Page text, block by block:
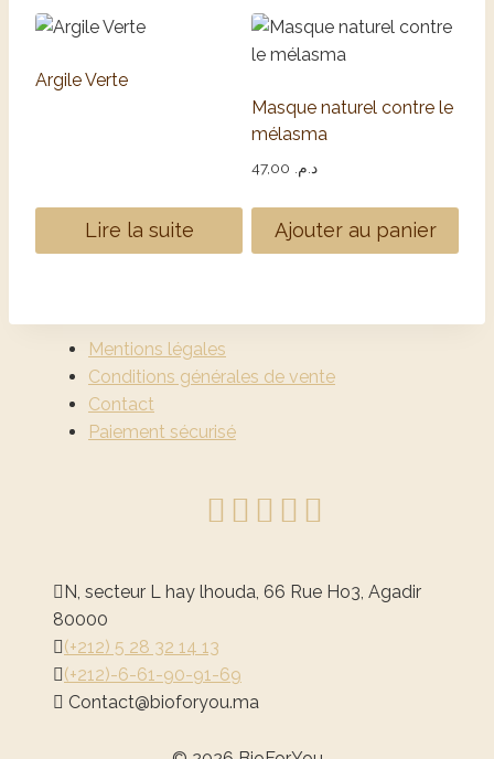
Argile Verte
Lire la suite
Masque naturel contre le
mélasma
د.م.
Ajouter au panier
Mentions légales
Conditions générales de vente
Contact
Paiement sécurisé
N, secteur L hay lhouda, 66 Rue Ho3, Agadir
80000
(+212) 5 28 32 14 13
(+212)-6-61-90-91-69
am.uoyrofoib
@tcatnoC